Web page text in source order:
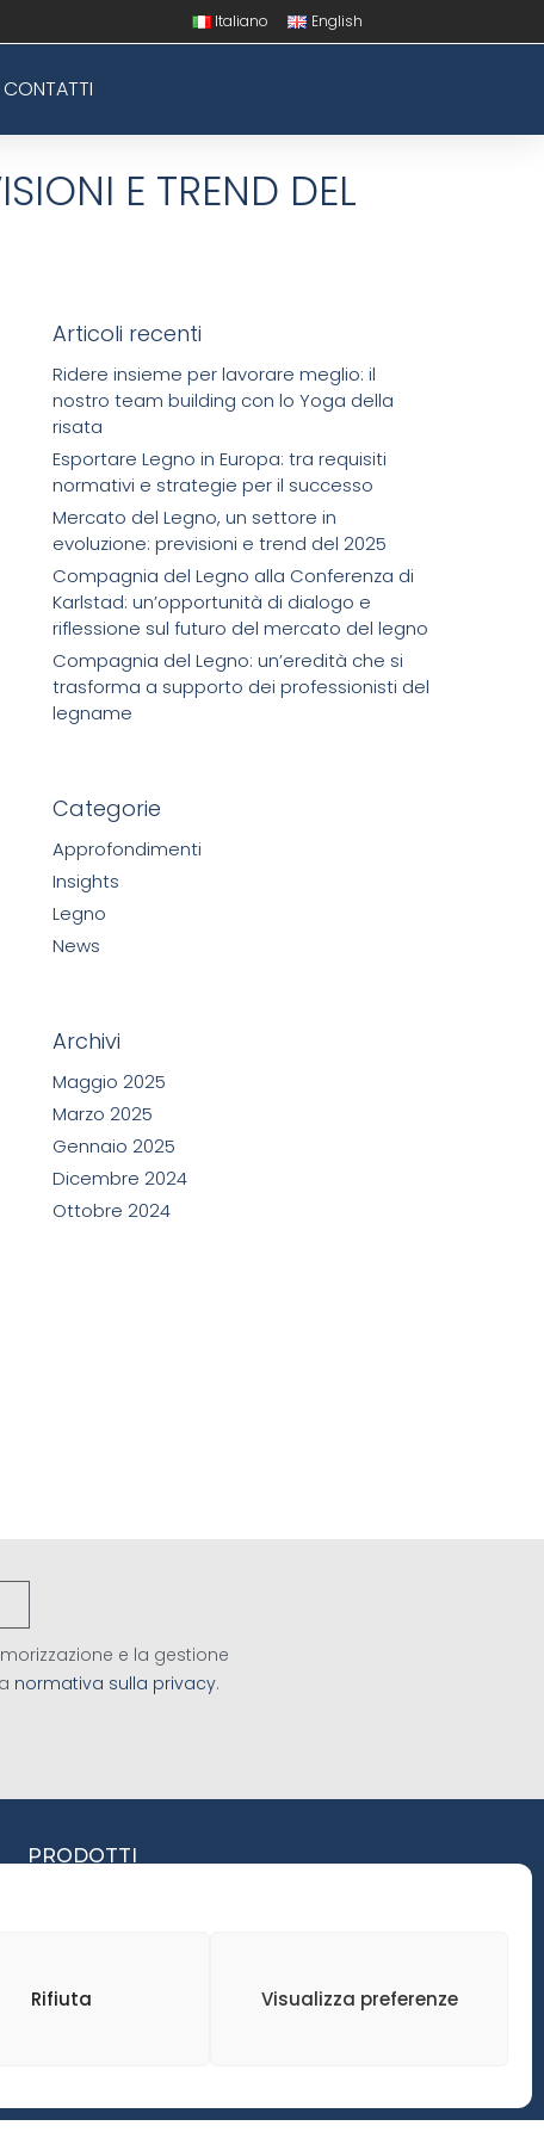
Rifiuta Visualizza preferenze
Italiano English
CONTATTI
E TREND DEL
Articoli recenti
Ridere insieme per lavorare meglio: il
nostro team building con lo Yoga della
risata
Esportare Legno in Europa: tra requisiti
normativi e strategie per il successo
Mercato del Legno, un settore in
evoluzione: previsioni e trend del 2025
Compagnia del Legno alla Conferenza di
Karlstad: un’opportunità di dialogo e
riflessione sul futuro del mercato del legno
Compagnia del Legno: un’eredità che si
trasforma a supporto dei professionisti del
legname
Categorie
Approfondimenti
Insights
Legno
News
Archivi
Maggio 2025
Marzo 2025
Gennaio 2025
Dicembre 2024
Ottobre 2024
e la gestione
normativa sulla privacy.
PRODOTTI
PANNELLI